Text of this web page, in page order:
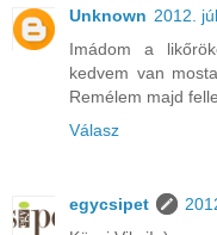
Unknown 2012.
Imádom a
kedvem van
Remélem majd
Válasz
egycsipet